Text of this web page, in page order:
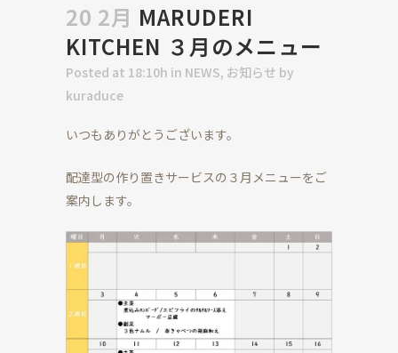
20 2月 MARUDERI
KITCHEN ３月のメニュー
Posted at 18:10h in NEWS, お知らせ by
kuraduce
いつもありがとうございます。
配達型の作り置きサービスの３月メニューをご
案内します。